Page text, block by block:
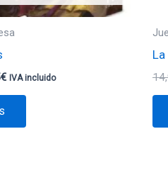
€ IVA incluido